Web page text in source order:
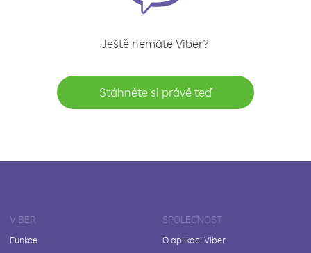
Ještě nemáte Viber?
Stáhněte si právě teď
VIBER
Funkce
SPOLEČNOST
O aplikaci Viber